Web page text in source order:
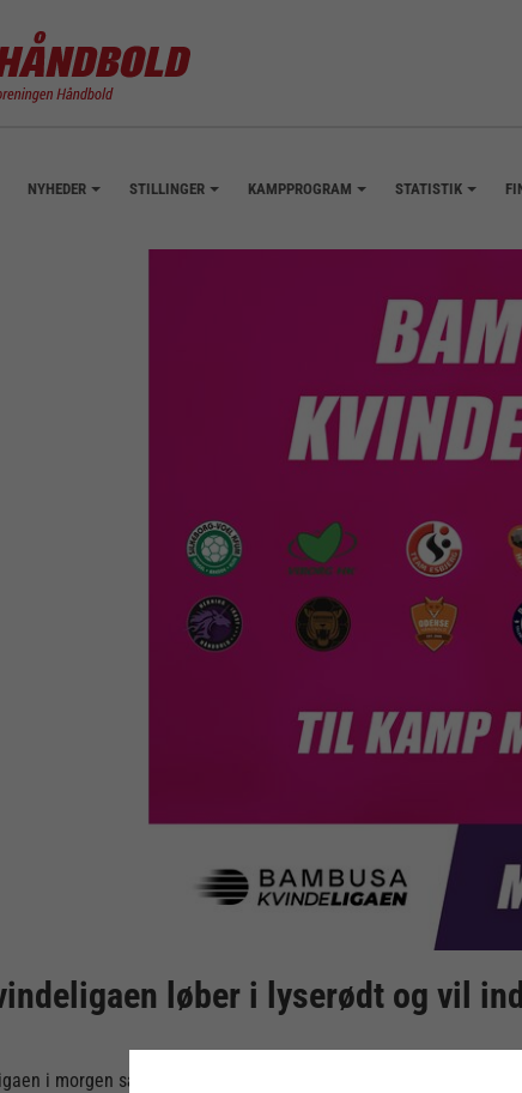
NYHEDER STILLINGER KAMPPROGRAM STATISTIK
løber i lyserødt og vil
i morgen sættes i gang efter landskampspausen, er det